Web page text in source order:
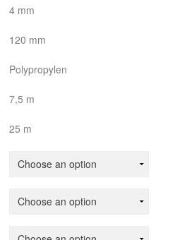
4 mm
120 mm
Polypropylen
7,5 m
25 m